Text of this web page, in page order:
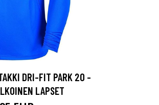
DRI-FIT PARK 20 -
LAPSET